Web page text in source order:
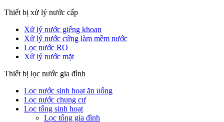
Thiết bị xử lý nước cấp
Xử lý nước giếng khoan
Xử lý nước cứng làm mềm nước
Lọc nước RO
Xử lý nước mặt
Thiết bị lọc nước gia đình
Lọc nước sinh hoạt ăn uống
Lọc nước chung cư
Lọc tổng sinh hoạt
Lọc tổng gia đình